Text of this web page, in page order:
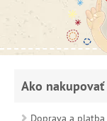
Ako nakupovať
Doprava a platba